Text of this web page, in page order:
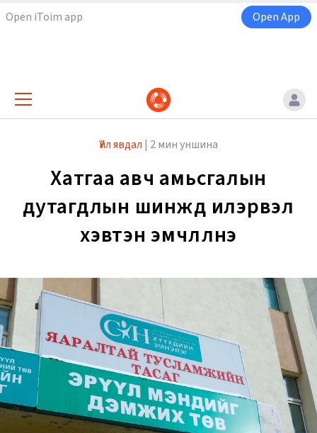
Open iToim app Open App
Үйл явдал | 2 мин уншина
Хатгаа авч амьсгалын
дутагдлын шинжүүд илэрвэл
хэвтэн эмчлүүлнэ